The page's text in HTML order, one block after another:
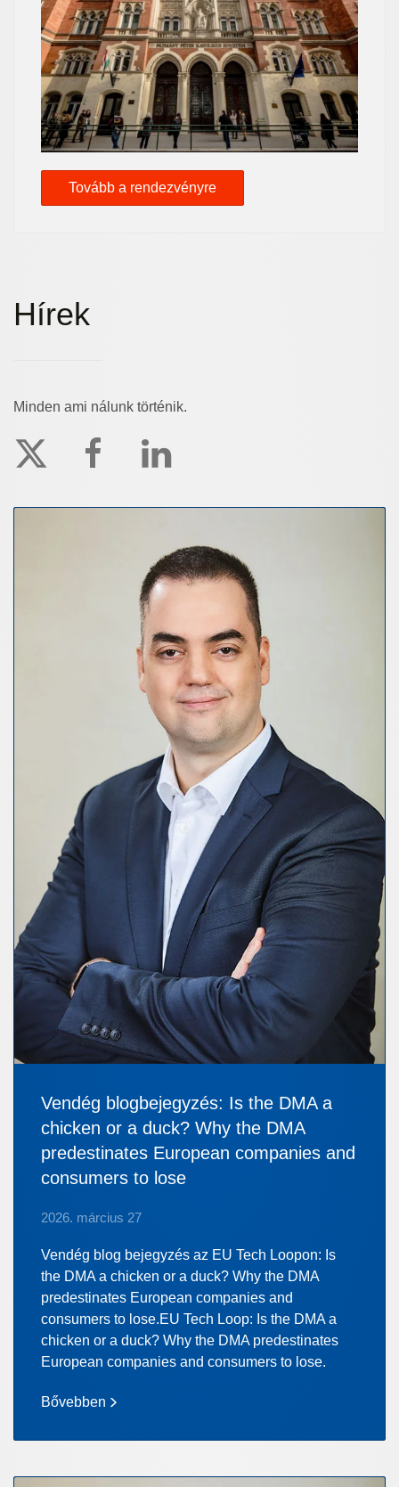
Tovább a rendezvényre
Hírek
Minden ami nálunk történik.
Vendég blogbejegyzés: Is the DMA a
chicken or a duck? Why the DMA
predestinates European companies and
consumers to lose
2026. március 27
Vendég blog bejegyzés az EU Tech Loopon: Is
the DMA a chicken or a duck? Why the DMA
predestinates European companies and
consumers to lose.EU Tech Loop: Is the DMA a
chicken or a duck? Why the DMA predestinates
European companies and consumers to lose.
Bővebben